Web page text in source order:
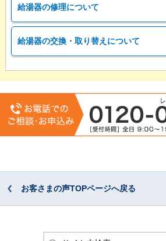
給湯器の修理について
給湯器の交換・取り替えについて
お客さまの声TOPページへ戻る